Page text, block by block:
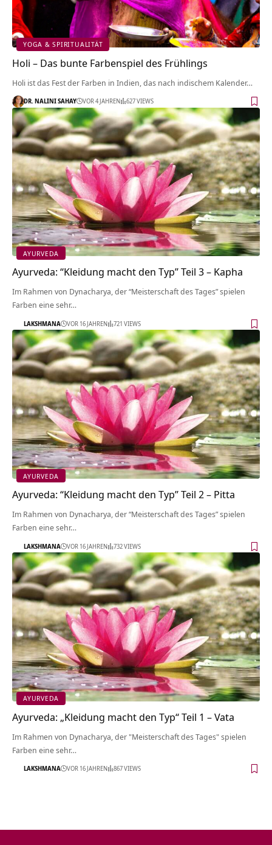
YOGA & SPIRITUALITÄT
Holi – Das bunte Farbenspiel des Frühlings
Holi ist das Fest der Farben in Indien, das nach indischem Kalender…
DR. NALINI SAHAY VOR 4 JAHREN 627 VIEWS
AYURVEDA
Ayurveda: “Kleidung macht den Typ” Teil 3 – Kapha
Im Rahmen von Dynacharya, der “Meisterschaft des Tages” spielen
Farben eine sehr…
LAKSHMANA VOR 16 JAHREN 721 VIEWS
AYURVEDA
Ayurveda: “Kleidung macht den Typ” Teil 2 – Pitta
Im Rahmen von Dynacharya, der “Meisterschaft des Tages” spielen
Farben eine sehr…
LAKSHMANA VOR 16 JAHREN 732 VIEWS
AYURVEDA
Ayurveda: „Kleidung macht den Typ“ Teil 1 – Vata
Im Rahmen von Dynacharya, der "Meisterschaft des Tages" spielen
Farben eine sehr…
LAKSHMANA VOR 16 JAHREN 867 VIEWS